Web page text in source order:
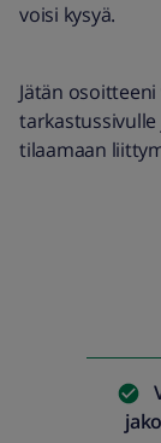
voisi kysyä.
Jätän
tilaamaan